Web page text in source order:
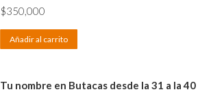
$350,000
Añadir al carrito
Tu nombre en Butacas desde la 31 a la 40